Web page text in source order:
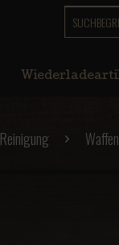
Reinigung